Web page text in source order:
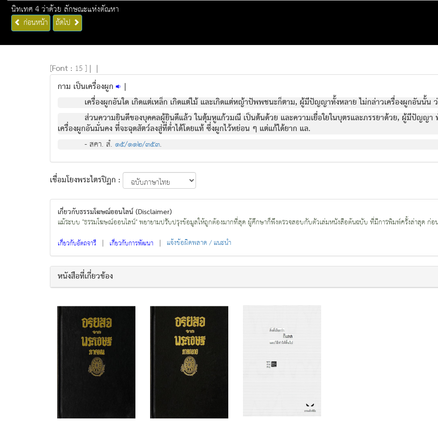
นิทเทศ 4 ว่าด้วย ลักษณะแห่งตัณหา
ก่อนหน้า ถัดไป
[Font : 15 ] | |
กาม เป็นเครื่องผูก
|
เครื่องผูกอันใด เกิดแต่เหล็ก เกิดแต่ไม้ และเกิดแต่หญ้าปัพพชนะก็ตาม, ผู้มีปัญญาทั้งหลาย ไม่กล่าวเครื่องผูกอันนั้น
ส่วนความยินดีของบุคคลผู้ยินดีแล้ว ในตุ้มหูแก้วมณี เป็นต้นด้วย และความเยื่อใยในบุตรและภรรยาด้วย, ผู้มีปัญญา
เครื่องผูกอันมั่นคง ที่จะฉุดสัตว์ลงสู่ที่ต่ำได้โดยแท้ ซึ่งผูกไว้หย่อน ๆ แต่แก้ได้ยาก แล.
- สคา. สํ.๑๕/๑๑๒/๓๕๓.
เชื่อมโยงพระไตรปิฏก :
เกี่ยวกับธรรมโฆษณ์ออนไลน์ (Disclaimer)
แม้ระบบ "ธรรมโฆษณ์ออนไลน์" พยายามปรับปรุงข้อมูลให้ถูกต้องมากที่สุด ผู้ศึกษาก็พึงตรวจสอบกับตัวเล่มหนังสือต้นฉบับ ที่มีการพิมพ์ครั้งล่าสุด ก่อน
เกี่ยวกับอัตถจารี | เกี่ยวกับการพัฒนา | แจ้งข้อผิดพลาด / แนะนำ
หนังสือที่เกี่ยวข้อง